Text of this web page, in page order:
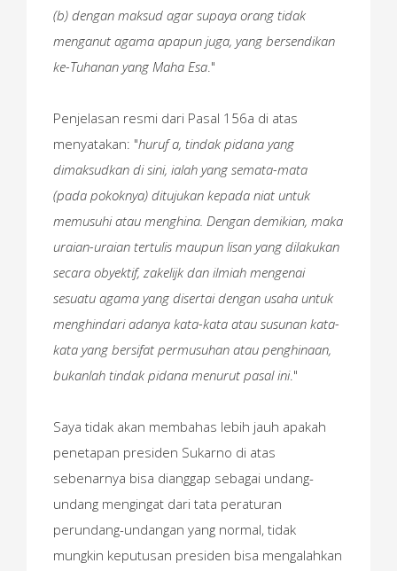
(b) dengan maksud agar supaya orang tidak
menganut agama apapun juga, yang bersendikan
ke-Tuhanan yang Maha Esa."
Penjelasan resmi dari Pasal 156a di atas
menyatakan: "huruf a, tindak pidana yang
dimaksudkan di sini, ialah yang semata-mata
(pada pokoknya) ditujukan kepada niat untuk
memusuhi atau menghina. Dengan demikian, maka
uraian-uraian tertulis maupun lisan yang dilakukan
secara obyektif, zakelijk dan ilmiah mengenai
sesuatu agama yang disertai dengan usaha untuk
menghindari adanya kata-kata atau susunan kata-
kata yang bersifat permusuhan atau penghinaan,
bukanlah tindak pidana menurut pasal ini."
Saya tidak akan membahas lebih jauh apakah
penetapan presiden Sukarno di atas
sebenarnya bisa dianggap sebagai undang-
undang mengingat dari tata peraturan
perundang-undangan yang normal, tidak
mungkin keputusan presiden bisa mengalahkan